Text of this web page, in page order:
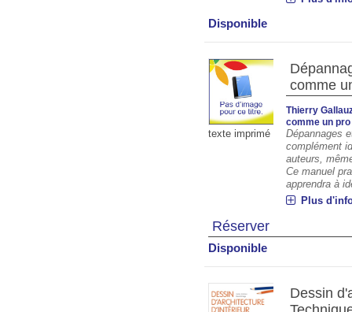
Disponible
texte imprimé
comme
Thierry
comme un pro
Dépannages
complément
auteurs,
Ce manuel
apprendra à
Plus
Réserver
Disponible
Dessin